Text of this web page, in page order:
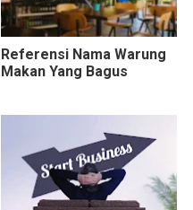
Referensi Nama Warung
Makan Yang Bagus